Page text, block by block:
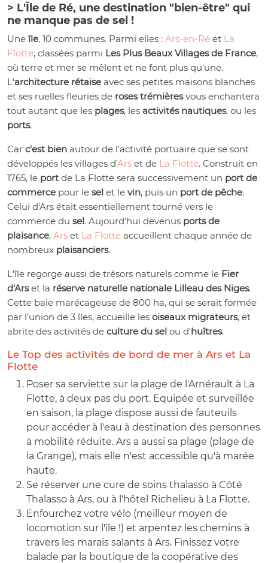
> L'Île de Ré, une destination "bien-être" qui
ne manque pas de sel !
Une île, 10 communes. Parmi elles : Ars-en-Ré et La
Flotte, classées parmi Les Plus Beaux Villages de France,
où terre et mer se mêlent et ne font plus qu'une.
L'architecture rétaise avec ses petites maisons blanches
et ses ruelles fleuries de roses trémièresvous enchantera
tout autant que les plages, les activités nautiques, ou les
ports.
Car c'est bien autour de l'activité portuaire que se sont
développés les villages d'Ars et de La Flotte. Construit en
1765, le port de La Flotte sera successivement un port de
commerce pour le sel et le vin, puis un port de pêche.
Celui d'Ars était essentiellement tourné vers le
commerce du sel. Aujourd'hui devenus ports de
plaisance, Ars et La Flotte accueillent chaque année de
nombreux plaisanciers.
L'île regorge aussi de trésors naturels comme le Fier
d'Arset la réserve naturelle nationale Lilleau des Niges.
Cette baie marécageuse de 800 ha, qui se serait formée
par l'union de 3 îles, accueille les oiseaux migrateurs, et
abrite des activités de culture du sel ou d'huîtres.
Le Top des activités de bord de mer à Ars et La
Flotte
Poser sa serviette sur la plage de l'Arnérault à La
Flotte, à deux pas du port. Equipée et surveillée
en saison, la plage dispose aussi de fauteuils
pour accéder à l'eau à destination des personnes
à mobilité réduite. Ars a aussi sa plage (plage de
la Grange), mais elle n'est accessible qu'à marée
haute.
Se réserver une cure de soins thalasso à Côté
Thalasso à Ars, ou à l'hôtel Richelieu à La Flotte.
Enfourchez votre vélo (meilleur moyen de
locomotion sur l'île !) et arpentez les chemins à
travers les marais salants à Ars. Finissez votre
balade par la boutique de la coopérative des